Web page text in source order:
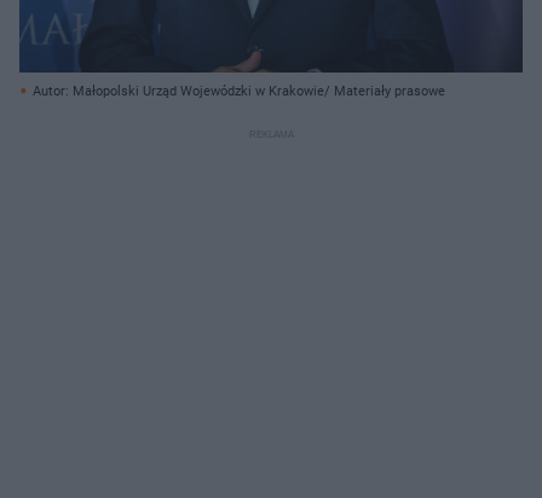
Autor: Małopolski Urząd Wojewódzki w Krakowie/ Materiały prasowe